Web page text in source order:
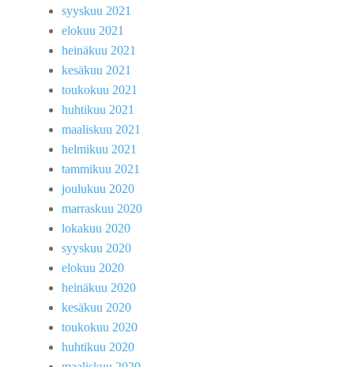
syyskuu 2021
elokuu 2021
heinäkuu 2021
kesäkuu 2021
toukokuu 2021
huhtikuu 2021
maaliskuu 2021
helmikuu 2021
tammikuu 2021
joulukuu 2020
marraskuu 2020
lokakuu 2020
syyskuu 2020
elokuu 2020
heinäkuu 2020
kesäkuu 2020
toukokuu 2020
huhtikuu 2020